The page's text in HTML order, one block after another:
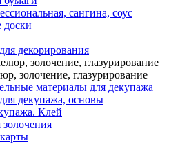
сангина, соус
доски
декорирования
золочение, глазурирование
материалы для декупажа
декупажа, основы
Клей